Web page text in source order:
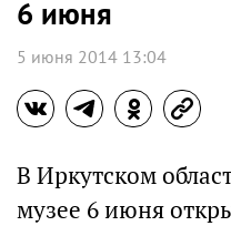
6 июня
5 июня 2014 13:04
В Иркутском
музее 6 июня